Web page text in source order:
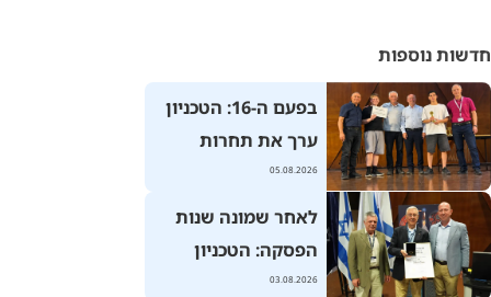
חדשות נוספות
בפעם ה-16: הטכניון
ערך את תחרות
רובוטראפיק ע"ש נדב
שהם בהשתתפות
העולם
05.08.2026
לאחר שמונה שנות
הפסקה: הטכניון
אירח את הכנס
03.08.2026